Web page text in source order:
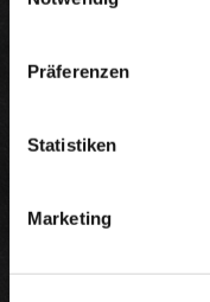
Präferenzen
Statistiken
Marketing
Focus sul
ambienti difficili grazie
all'eccellente resistenza
Questo elemento
un'ottima